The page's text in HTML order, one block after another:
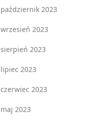
październik 2023
wrzesień 2023
sierpień 2023
lipiec 2023
czerwiec 2023
maj 2023